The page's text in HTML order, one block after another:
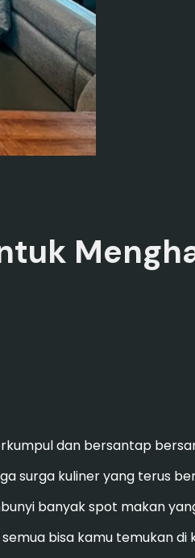
dan bersantap
surga kuliner yang terus
banyak spot makan
bisa kamu temukan di